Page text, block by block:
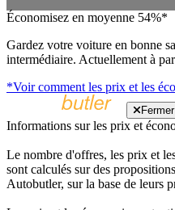
Économisez en moyenne 54%*
Gardez votre voiture en bonne
intermédiaire. Actuellement à
*Voir comment les prix et les
Fermer
Informations sur les prix et
Le nombre d'offres, les prix et
sont calculés sur des
Autobutler, sur la base de leurs